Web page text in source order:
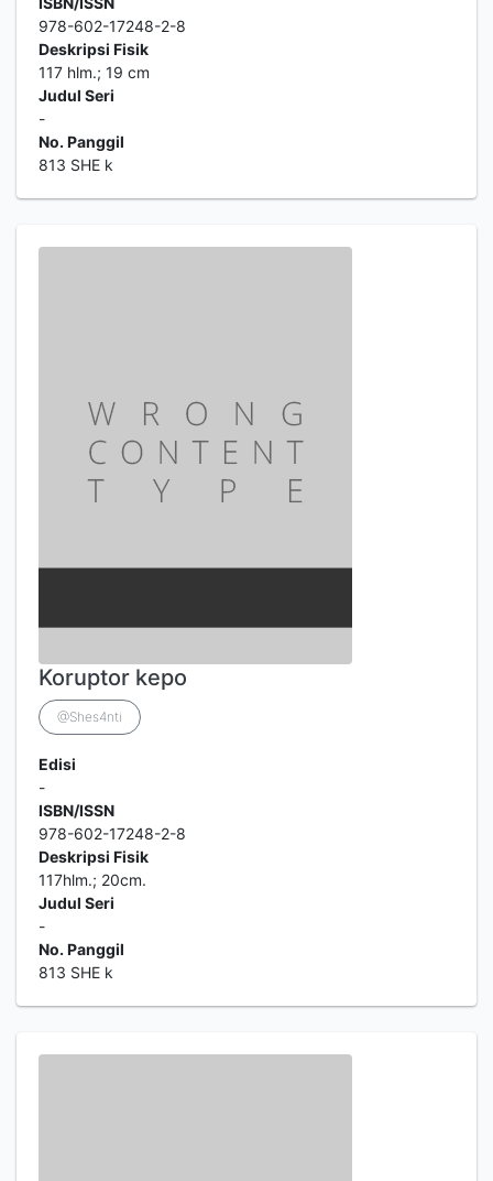
978-602-17248-2-8
Deskripsi Fisik
117 hlm.; 19 cm
Judul Seri
-
No. Panggil
813 SHE k
Koruptor kepo
@Shes4nti
Edisi
-
ISBN/ISSN
978-602-17248-2-8
Deskripsi Fisik
117hlm.; 20cm.
Judul Seri
-
No. Panggil
813 SHE k